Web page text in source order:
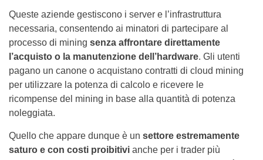
Queste aziende gestiscono i server e l’infrastruttura
necessaria, consentendo ai minatori di partecipare al
processo di mining senza affrontare direttamente
l’acquisto o la manutenzione dell’hardware. Gli utenti
pagano un canone o acquistano contratti di cloud mining
per utilizzare la potenza di calcolo e ricevere le
ricompense del mining in base alla quantità di potenza
noleggiata.
Quello che appare dunque è un settore estremamente
saturo e con costi proibitivi anche per i trader più